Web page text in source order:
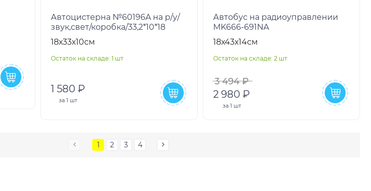
Автоцистерна №60196A на р/у/
звук,свет/коробка/33,2*10*18
18х33х10см
Остаток на складе: 1 шт
1 580 ₽
за1 шт
Автобус на радиоуправлении
MK666-691NA
18х43х14см
Остаток на складе: 2 шт
3 494 ₽
2 980 ₽
за 1 шт
1 2 3 4